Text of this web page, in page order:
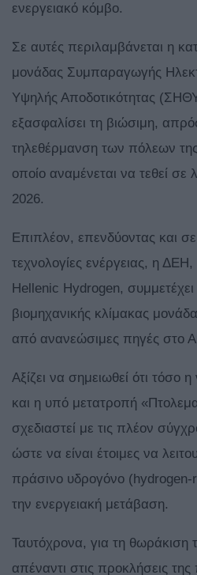
ενεργειακό κόμβο.
Σε αυτές περιλαμβάνεται η
μονάδας Συμπαραγωγής
Υψηλής Αποδοτικότητας
εξασφαλίσει τη βιώσιμη,
τηλεθέρμανση των πόλεων
οποίο αναμένεται να τεθεί σε
2026.
Επιπλέον, επενδύοντας και
τεχνολογίες ενέργειας, η
Hellenic Hydrogen,
βιομηχανικής κλίμακας
από ανανεώσιμες πηγές στο
Αξίζει να σημειωθεί ότι
και η υπό μετατροπή
σχεδιαστεί με τις πλέον
ώστε να είναι έτοιμες να
πράσινο υδρογόνο (hydrogen-
την ενεργειακή μετάβαση.
Ταυτόχρονα, για τη θωράκιση
απέναντι στις προκλήσεις